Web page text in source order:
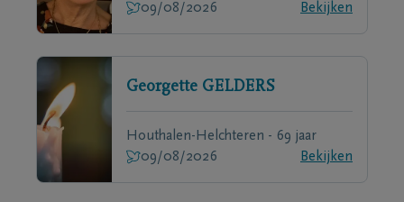
09/08/2026
Bekijken
Georgette GELDERS
Houthalen-Helchteren - 69 jaar
09/08/2026
Bekijken